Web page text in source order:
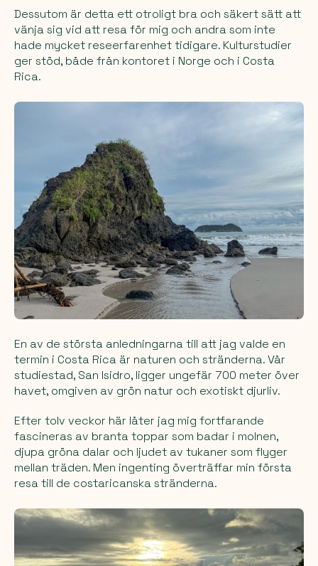
Dessutom är detta ett otroligt bra och säkert sätt att
vänja sig vid att resa för mig och andra som inte
hade mycket reseerfarenhet tidigare. Kulturstudier
ger stöd, både från kontoret i Norge och i Costa
Rica.
En av de största anledningarna till att jag valde en
termin i Costa Rica är naturen och stränderna. Vår
studiestad, San Isidro, ligger ungefär 700 meter över
havet, omgiven av grön natur och exotiskt djurliv.
Efter tolv veckor här låter jag mig fortfarande
fascineras av branta toppar som badar i molnen,
djupa gröna dalar och ljudet av tukaner som flyger
mellan träden. Men ingenting överträffar min första
resa till de costaricanska stränderna.